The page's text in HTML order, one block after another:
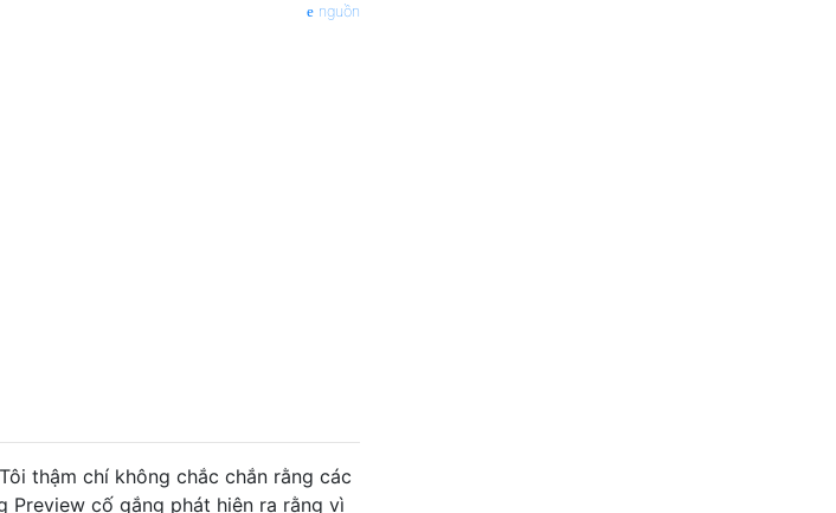
nguồn
thậm chí không chắc chắn rằng các
Preview cố gắng phát hiện ra rằng vì